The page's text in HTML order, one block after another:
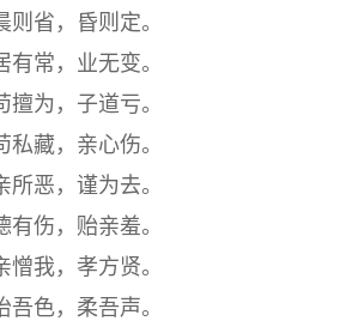
省，昏则定。
常，业无变。
为，子道亏。
藏，亲心伤。
恶，谨为去。
伤，贻亲羞。
我，孝方贤。
色，柔吾声。